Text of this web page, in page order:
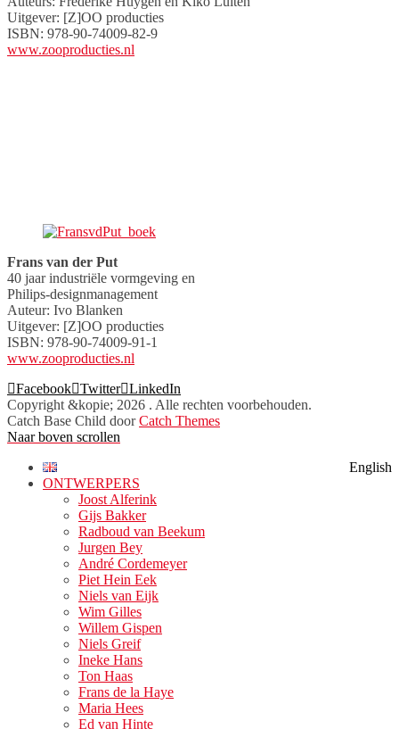
Uitgever: [Z]OO producties
ISBN: 978-90-74009-82-9
www.zooproducties.nl
Frans van der Put
40 jaar industriële vormgeving en
Philips-designmanagement
Auteur: Ivo Blanken
Uitgever: [Z]OO producties
ISBN: 978-90-74009-91-1
www.zooproducties.nl
Facebook Twitter LinkedIn
Copyright &kopie; 2026 . Alle rechten voorbehouden.
Catch Base Child doorCatch Themes
Naar boven scrollen
English
ONTWERPERS
Joost Alferink
Gijs Bakker
Radboud van Beekum
Jurgen Bey
André Cordemeyer
Piet Hein Eek
Niels van Eijk
Wim Gilles
Willem Gispen
Niels Greif
Ineke Hans
Ton Haas
Frans de la Haye
Maria Hees
Ed van Hinte